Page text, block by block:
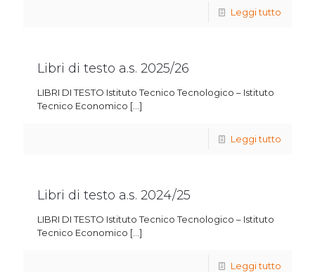
Leggi tutto
Libri di testo a.s. 2025/26
LIBRI DI TESTO Istituto Tecnico Tecnologico – Istituto
Tecnico Economico […]
Leggi tutto
Libri di testo a.s. 2024/25
LIBRI DI TESTO Istituto Tecnico Tecnologico – Istituto
Tecnico Economico […]
Leggi tutto